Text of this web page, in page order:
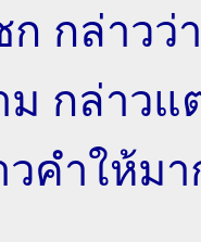
ก กล่าวว่
ม กล่าวแ
วคำให้มา